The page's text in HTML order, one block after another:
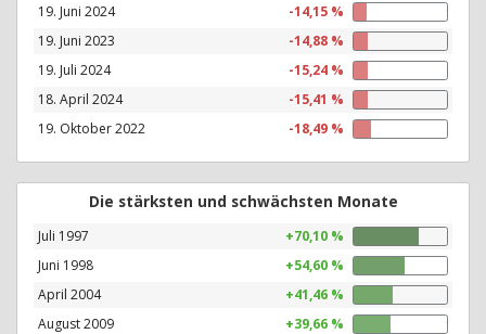
19. Juni 2024
-14,15 %
19. Juni 2023
-14,88 %
19. Juli 2024
-15,24 %
18. April 2024
-15,41 %
19. Oktober 2022
-18,49 %
Die stärksten und schwächsten Monate
Juli 1997
+70,10 %
Juni 1998
+54,60 %
April 2004
+41,46 %
August 2009
+39,66 %